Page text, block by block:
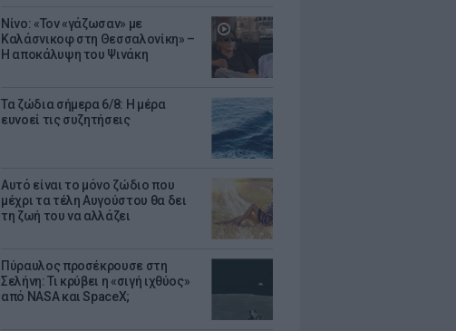
Νίνο: «Τον «γάζωσαν» με
Καλάσνικοφ στη Θεσσαλονίκη» –
Η αποκάλυψη του Ψινάκη
Τα ζώδια σήμερα 6/8: Η μέρα
ευνοεί τις συζητήσεις
Αυτό είναι το μόνο ζώδιο που
μέχρι τα τέλη Αυγούστου θα δει
τη ζωή του να αλλάζει
Πύραυλος προσέκρουσε στη
Σελήνη: Τι κρύβει η «σιγή ιχθύος»
από NASA και SpaceX;